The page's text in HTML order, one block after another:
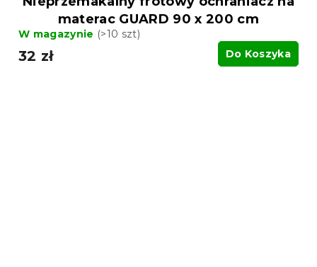
materac GUARD 90 x 200 cm
W magazynie (>10 szt)
32 zł Do Koszyka